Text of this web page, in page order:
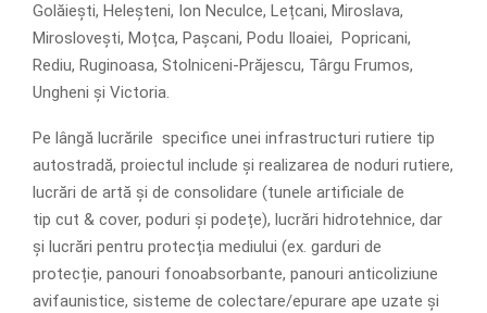
Golăiești, Heleșteni, Ion Neculce, Lețcani, Miroslava,
Miroslovești, Moțca, Pașcani, Podu Iloaiei, Popricani,
Rediu, Ruginoasa, Stolniceni-Prăjescu, Târgu Frumos,
Ungheni și Victoria.
Pe lângă lucrările specifice unei infrastructuri rutiere tip
autostradă, proiectul include și realizarea de noduri rutiere,
lucrări de artă și de consolidare (tunele artificiale de
tip cut & cover, poduri și podețe), lucrări hidrotehnice, dar
și lucrări pentru protecția mediului (ex. garduri de
protecție, panouri fonoabsorbante, panouri anticoliziune
avifaunistice, sisteme de colectare/epurare ape uzate și